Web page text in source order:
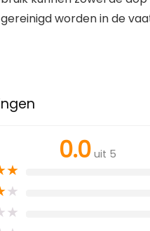
worden in de
0.0 uit 5
★
★
★